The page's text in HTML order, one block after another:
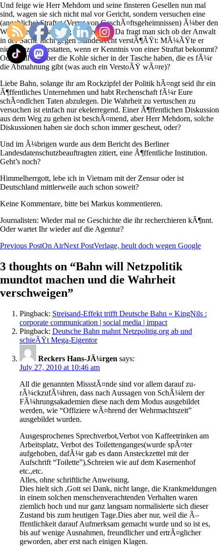
Und feige wie Herr Mehdorn und seine finsteren Gesellen nun mal
sind, wagen sie sich nicht mal vor Gericht, sondern versuchen eine
(angebliche) Straftat (Verrat von GeschÃ¤ftsgeheimnissen) Ã¼ber den
Weg einer Abmahnung zu erledigen. Da fragt man sich ob der Anwalt
in der Sache nicht gegen Standesrecht verstÃ¶ÃŸt: MÃ¼ÃŸte er
nicht Anzeige erstatten, wenn er Kenntnis von einer Straftat bekommt?
Oder will er lieber die Kohle sicher in der Tasche haben, die es fÃ¼r
die Abmahnung gibt (was auch ein VerstoÃŸ wÃ¤re)?
Liebe Bahn, solange ihr am Rockzipfel der Politik hÃ¤ngt seid ihr ein
Ã¶ffentliches Unternehmen und habt Rechenschaft fÃ¼r Eure
schÃ¤ndlchen Taten abzulegen. Die Wahrheit zu vertuschen zu
versuchen ist einfach nur ekelerregend. Einer Ã¶ffentlichen Diskussion
aus dem Weg zu gehen ist beschÃ¤mend, aber Herr Mehdorn, solche
Diskussionen haben sie doch schon immer gescheut, oder?
Und im Ã¼brigen wurde aus dem Bericht des Berliner
Landesdatenschutzbeauftragten zitiert, eine Ã¶ffentliche Institution.
Geht’s noch?
Himmelherrgott, lebe ich in Vietnam mit der Zensur oder ist
Deutschland mittlerweile auch schon soweit?
Keine Kommentare, bitte bei Markus kommentieren.
Journalisten: Wieder mal ne Geschichte die ihr recherchieren kÃ¶nnt.
Oder wartet Ihr wieder auf die Agentur?
Post
navigation
Previous PostOn AirNext PostVerlage, heult doch wegen Google
3 thoughts on “Bahn will Netzpolitik
mundtot machen und die Wahrheit
verschweigen”
Pingback: Streisand-Effekt trifft Deutsche Bahn « KingNils :
corporate communication | social media | impact
Pingback: Deutsche Bahn mahnt Netzpolitig.org ab und
schieÃŸt Mega-Eigentor
Reckers Hans-JÃ¼rgen says:
July 27, 2010 at 10:46 am
All die genannten MissstÃ¤nde sind vor allem darauf zu-
rÃ¼ckzufÃ¼hren, dass nach Aussagen von SchÃ¼lern der
FÃ¼hrungsakademien diese nach dem Modus ausgebildet
werden, wie “Offiziere wÃ¤hrend der Wehrmachtszeit”
ausgebildet wurden.
Ausgesprochenes Sprechverbot,Verbot von Kaffeetrinken am
Arbeitsplatz, Verbot des Toilettenganges(wurde spÃ¤ter
aufgehoben, dafÃ¼r gab es dann Ansteckzettel mit der
Aufschrift “Toilette”),Schreien wie auf dem Kasernenhof
etc.,etc.
Alles, ohne schriftliche Anweisung.
Dies hielt sich ,Gott sei Dank, nicht lange, die Krankmeldungen
in einem solchen menschenverachtenden Verhalten waren
ziemlich hoch und nur ganz langsam normalisierte sich dieser
Zustand bis zum heutigen Tage.Dies aber nur, weil die Ã–
ffentlichkeit darauf Aufmerksam gemacht wurde und so ist es,
bis auf wenige Ausnahmen, freundlicher und ertrÃ¤glicher
geworden, aber erst nach einigen Klagen.